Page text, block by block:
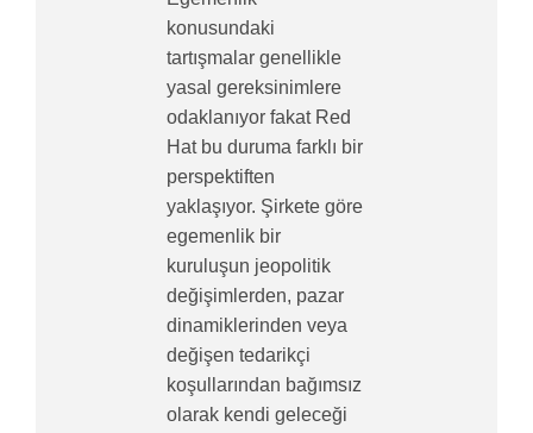
konusundaki
tartışmalar genellikle
yasal gereksinimlere
odaklanıyor fakat Red
Hat bu duruma farklı bir
perspektiften
yaklaşıyor. Şirkete göre
egemenlik bir
kuruluşun jeopolitik
değişimlerden, pazar
dinamiklerinden veya
değişen tedarikçi
koşullarından bağımsız
olarak kendi geleceği